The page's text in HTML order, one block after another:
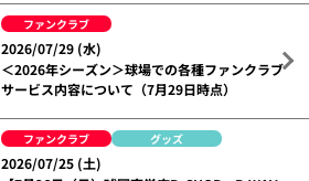
ファンクラブ
2026/07/29 (水)
＜2026年シーズン＞球場での各種ファンクラブ
サービス内容について（7月29日時点）
ファンクラブ グッズ
2026/07/25 (土)